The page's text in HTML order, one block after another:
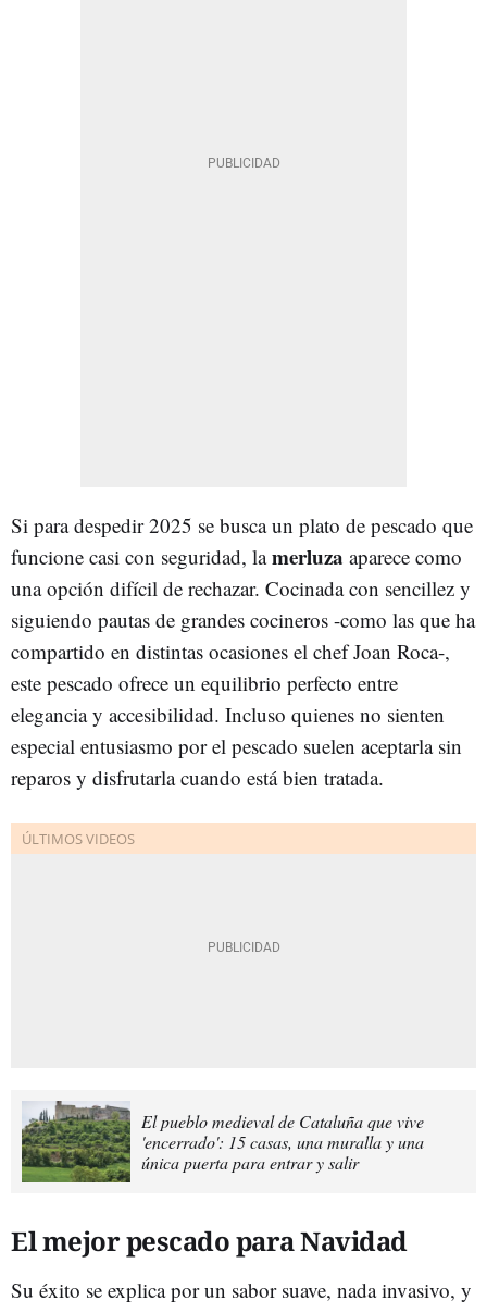
Si para despedir 2025 se busca un plato de pescado que
funcione casi con seguridad, lamerluza aparece como
una opción difícil de rechazar. Cocinada con sencillez y
siguiendo pautas de grandes cocineros -como las que ha
compartido en distintas ocasiones el chef Joan Roca-,
este pescado ofrece un equilibrio perfecto entre
elegancia y accesibilidad. Incluso quienes no sienten
especial entusiasmo por el pescado suelen aceptarla sin
reparos y disfrutarla cuando está bien tratada.
El pueblo medieval de Cataluña que vive
'encerrado': 15 casas, una muralla y una
única puerta para entrar y salir
El mejor pescado para Navidad
Su éxito se explica por un sabor suave, nada invasivo, y